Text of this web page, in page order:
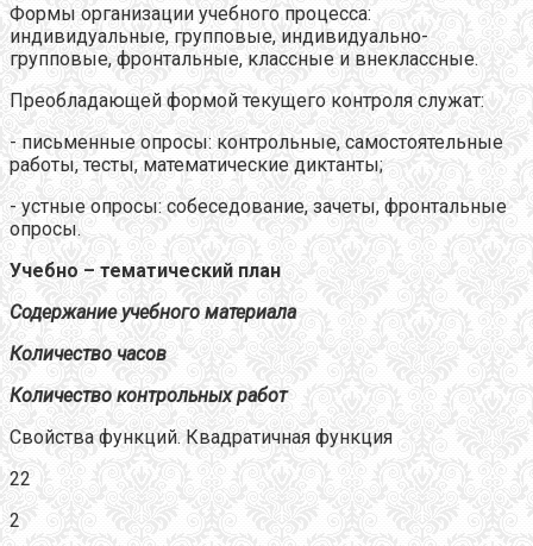
Формы организации учебного процесса:
индивидуальные, групповые, индивидуально-
групповые, фронтальные, классные и внеклассные.
Преобладающей формой текущего контроля служат:
- письменные опросы: контрольные, самостоятельные
работы, тесты, математические диктанты;
- устные опросы: собеседование, зачеты, фронтальные
опросы.
Учебно – тематический план
Содержание учебного материала
Количество часов
Количество контрольных работ
Свойства функций. Квадратичная функция
22
2